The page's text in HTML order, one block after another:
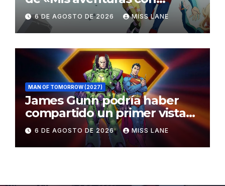
Superman»
6 DE AGOSTO DE 2026 MISS LANE
MAN OF TOMORROW (2027)
James Gunn podría haber
compartido un primer vistazo
al traje de Brainiac
6 DE AGOSTO DE 2026 MISS LANE